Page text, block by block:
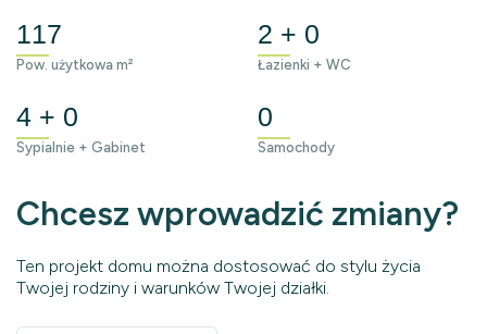
117
Pow. użytkowa m²
2 + 0
Łazienki + WC
4 + 0
Sypialnie + Gabinet
0
Samochody
Chcesz wprowadzić zmiany?
Ten projekt domu można dostosować do stylu życia
Twojej rodziny i warunków Twojej działki.